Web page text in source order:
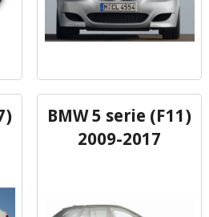
BMW 5 serie (F11)
2009-2017